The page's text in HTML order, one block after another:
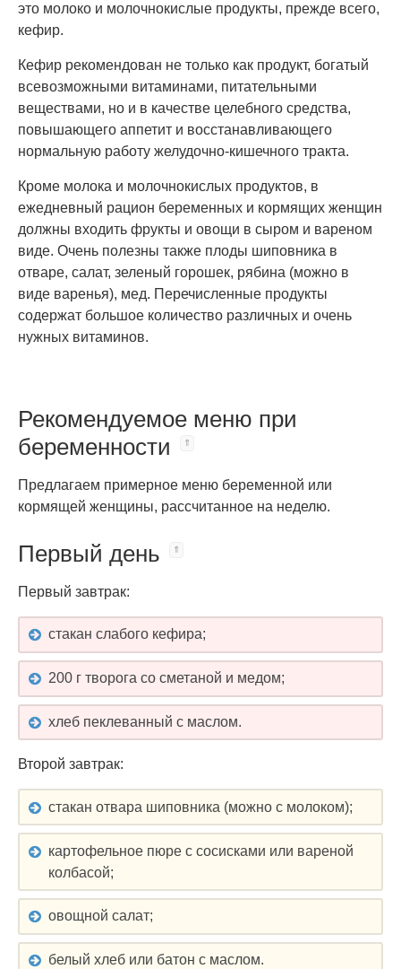
это молоко и молочнокислые продукты, прежде всего,
кефир.
Кефир рекомендован не только как продукт, богатый
всевозможными витаминами, питательными
веществами, но и в качестве целебного средства,
повышающего аппетит и восстанавливающего
нормальную работу желудочно-кишечного тракта.
Кроме молока и молочнокислых продуктов, в
ежедневный рацион беременных и кормящих женщин
должны входить фрукты и овощи в сыром и вареном
виде. Очень полезны также плоды шиповника в
отваре, салат, зеленый горошек, рябина (можно в
виде варенья), мед. Перечисленные продукты
содержат большое количество различных и очень
нужных витаминов.
Рекомендуемое меню при
беременности
Предлагаем примерное меню беременной или
кормящей женщины, рассчитанное на неделю.
Первый день
Первый завтрак:
стакан слабого кефира;
200 г творога со сметаной и медом;
хлеб пеклеванный с маслом.
Второй завтрак:
стакан отвара шиповника (можно с молоком);
картофельное пюре с сосисками или вареной
колбасой;
овощной салат;
белый хлеб или батон с маслом.